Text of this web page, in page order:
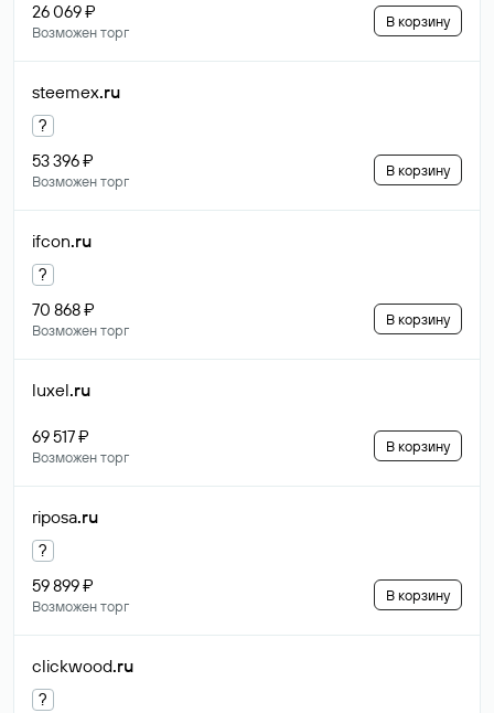
26 069 ₽
Возможен торг
В корзину
steemex.ru
?
53 396 ₽
Возможен торг
В корзину
ifcon.ru
?
70 868 ₽
Возможен торг
В корзину
luxel.ru
69 517 ₽
Возможен торг
В корзину
riposa.ru
?
59 899 ₽
Возможен торг
В корзину
clickwood.ru
?